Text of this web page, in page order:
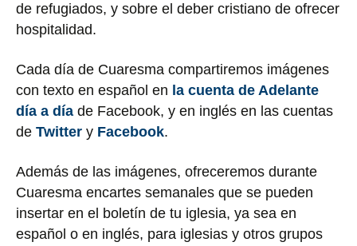
de refugiados, y sobre el deber cristiano de ofrecer
hospitalidad.
Cada día de Cuaresma compartiremos imágenes
con texto en español en la cuenta de Adelante
día a día de Facebook, y en inglés en las cuentas
de Twitter y Facebook.
Además de las imágenes, ofreceremos durante
Cuaresma encartes semanales que se pueden
insertar en el boletín de tu iglesia, ya sea en
español o en inglés, para iglesias y otros grupos